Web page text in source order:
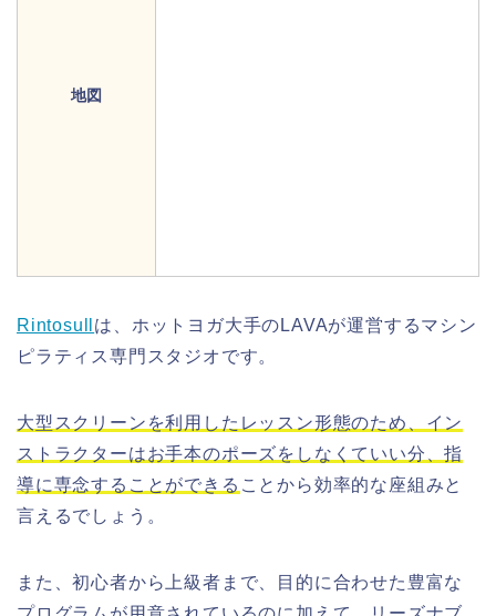
地図
Rintosull は、ホットヨガ大手のLAVAが運営するマシン
ピラティス専門スタジオです。
大型スクリーンを利用したレッスン形態のため、イン
ストラクターはお手本のポーズをしなくていい分、指
導に専念することができる ことから効率的な座組みと
言えるでしょう。
また、初心者から上級者まで、目的に合わせた豊富な